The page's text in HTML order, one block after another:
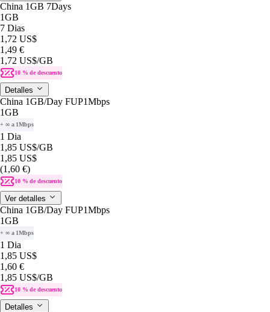
China 1GB 7Days
1GB
7 Dias
1,72 US$
1,49 €
1,72 US$/GB
10 % de descuento
Detalles
China 1GB/Day FUP1Mbps
1GB
+ ∞ a 1Mbps
1 Dia
1,85 US$/GB
1,85 US$
(1,60 €)
10 % de descuento
Ver detalles
China 1GB/Day FUP1Mbps
1GB
+ ∞ a 1Mbps
1 Dia
1,85 US$
1,60 €
1,85 US$/GB
10 % de descuento
Detalles